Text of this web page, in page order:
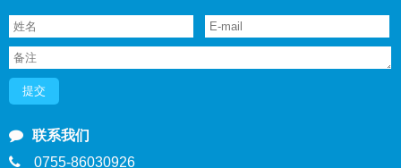
 联系我们

0755-86030926